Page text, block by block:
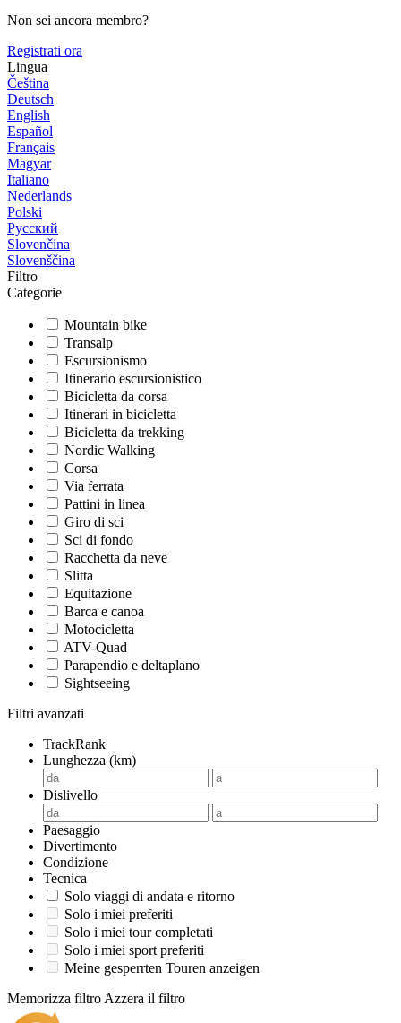
Non sei ancora membro?
Registrati ora
Lingua
Čeština
Deutsch
English
Español
Français
Magyar
Italiano
Nederlands
Polski
Русский
Slovenčina
Slovenščina
Filtro
Categorie
Mountain bike
Transalp
Escursionismo
Itinerario escursionistico
Bicicletta da corsa
Itinerari in bicicletta
Bicicletta da trekking
Nordic Walking
Corsa
Via ferrata
Pattini in linea
Giro di sci
Sci di fondo
Racchetta da neve
Slitta
Equitazione
Barca e canoa
Motocicletta
ATV-Quad
Parapendio e deltaplano
Sightseeing
Filtri avanzati
TrackRank
Lunghezza (km)
Dislivello
Paesaggio
Divertimento
Condizione
Tecnica
Solo viaggi di andata e ritorno
Solo i miei preferiti
Solo i miei tour completati
Solo i miei sport preferiti
Meine gesperrten Touren anzeigen
Memorizza filtro Azzera il filtro